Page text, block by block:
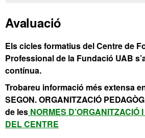
Avaluació
Els cicles formatius del Centre de
Professional de la Fundació UAB
contínua.
Trobareu informació més extensa
SEGON. ORGANITZACIÓ
de les NORMES D’ORGANITZACIÓ
DEL CENTRE